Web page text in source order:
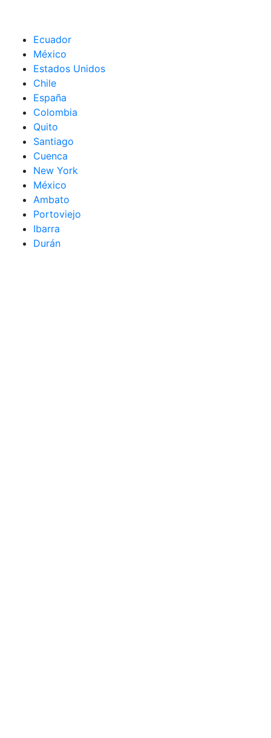
Ecuador
México
Estados Unidos
Chile
España
Colombia
Quito
Santiago
Cuenca
New York
México
Ambato
Portoviejo
Ibarra
Durán